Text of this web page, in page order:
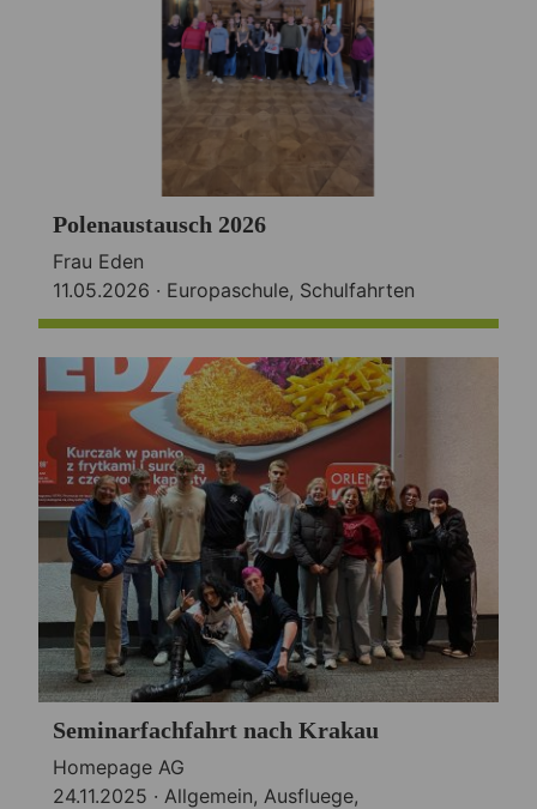
Polenaustausch 2026
Frau Eden
11.05.2026 · Europaschule, Schulfahrten
Seminarfachfahrt nach Krakau
Homepage AG
24.11.2025 · Allgemein, Ausfluege,